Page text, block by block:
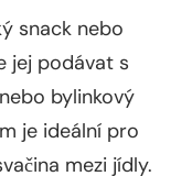
snack nebo
jej podávat s
bylinkový
je ideální pro
mezi jídly.